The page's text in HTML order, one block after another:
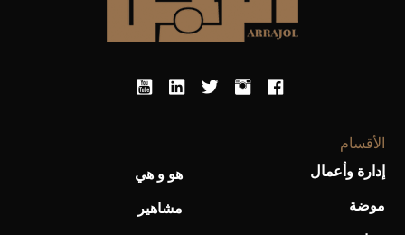
الأقسام
إدارة وأعمال
موضة
هو و هي
مشاهير